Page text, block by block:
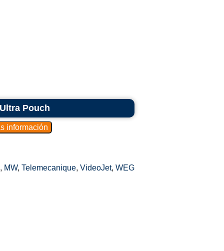
a envasar se carga en la máquina,
dosifica la cantidad específica
cada bolsa stand-up. El producto se
se sella para crear una base plana que
Pouch
, MW, Telemecanique, VideoJet, WEG